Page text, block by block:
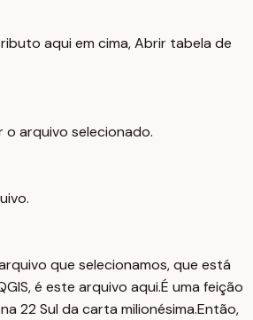
aqui em cima, Abrir tabela de
arquivo selecionado.
que selecionamos, que está
é este arquivo aqui.É uma feição
22 Sul da carta milionésima.Então,